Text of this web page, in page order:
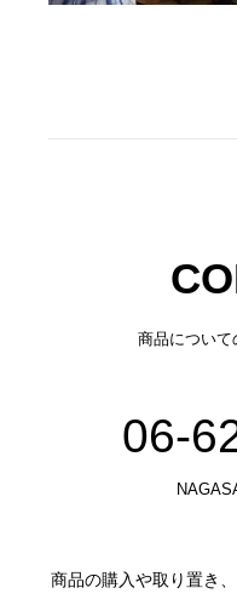
商品について
06-
商品の購入や取り置き